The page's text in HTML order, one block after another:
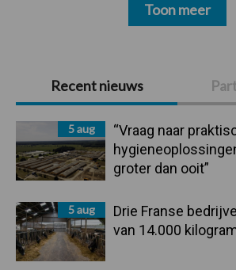
Primaire
Sidebar
Recent nieuws
5 aug
“Vraag naar
groter dan ooit”
5 aug
Drie Franse
van 14.000
Toon meer